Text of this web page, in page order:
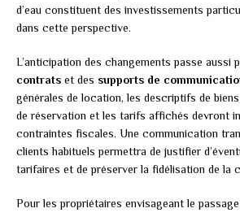
d’eau constituent des investissements
dans cette perspective.
L’anticipation des changements passe aussi
contrats et des supports de
générales de location, les descriptifs de
de réservation et les tarifs affichés devront
contraintes fiscales. Une communication
clients habituels permettra de justifier
tarifaires et de préserver la fidélisation de la
Pour les propriétaires envisageant le